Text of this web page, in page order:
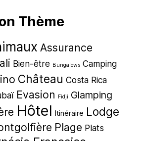
Thème
Assurance
Bien-être Bungalows Camping
Château Costa Rica
Evasion Fidji Glamping
Hôtel Itinéraire Lodge
Plage Plats